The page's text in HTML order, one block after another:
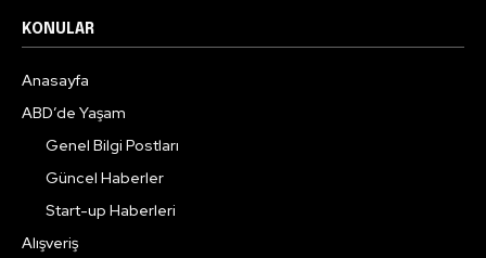
KONULAR
Anasayfa
ABD’de Yaşam
Genel Bilgi Postları
Güncel Haberler
Start-up Haberleri
Alışveriş